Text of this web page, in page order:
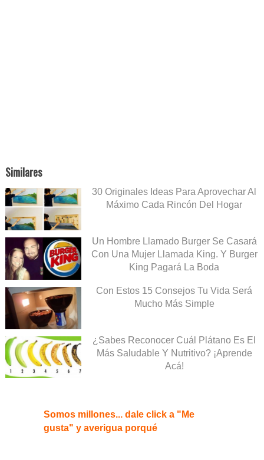
Similares
30 Originales Ideas Para Aprovechar Al
Máximo Cada Rincón Del Hogar
Un Hombre Llamado Burger Se Casará
Con Una Mujer Llamada King. Y Burger
King Pagará La Boda
Con Estos 15 Consejos Tu Vida Será
Mucho Más Simple
¿Sabes Reconocer Cuál Plátano Es El
Más Saludable Y Nutritivo? ¡Aprende
Acá!
Somos millones... dale click a "Me
gusta" y averigua porqué